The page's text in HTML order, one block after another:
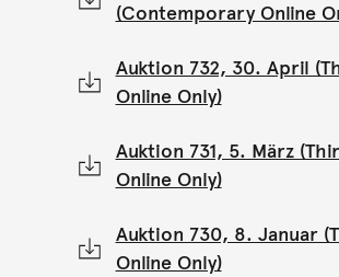
(Contemporary Online
Auktion 732, 30. April
Online Only)
Auktion 731, 5. März
Online Only)
Auktion 730, 8. Januar
Online Only)